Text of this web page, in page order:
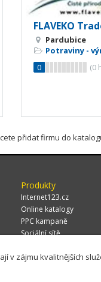
FLAVEKO
Pardubice
Potraviny -
0
(0
přidat firmu do
Produkty
Internet123.cz
Online katalogy
PPC kampaně
Sociální sítě
v zájmu kvalitnějších